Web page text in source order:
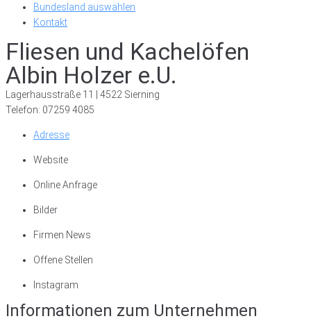
Bundesland auswählen
Kontakt
Fliesen und Kachelöfen
Albin Holzer e.U.
Lagerhausstraße 11 | 4522 Sierning
Telefon: 07259 4085
Adresse
Website
Online Anfrage
Bilder
Firmen News
Offene Stellen
Instagram
Informationen zum Unternehmen